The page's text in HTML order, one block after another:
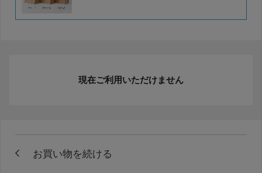
現在ご利用いただけません